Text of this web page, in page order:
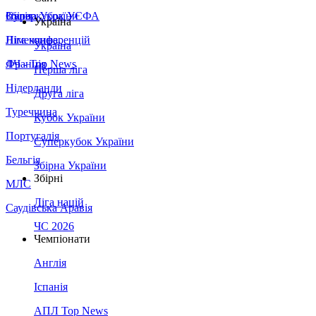
Збірна України
Італія
Німеччина
Франція
Нідерланди
Туреччина
Португалія
Бельгія
МЛС
Саудівська Аравія
Суперкубок УЄФА
Ліга конференцій
ЛЧ - Top News
Україна
Україна
Перша ліга
Друга ліга
Кубок України
Суперкубок України
Збірна України
Збірні
Ліга націй
ЧС 2026
Чемпіонати
Англія
Іспанія
АПЛ Top News